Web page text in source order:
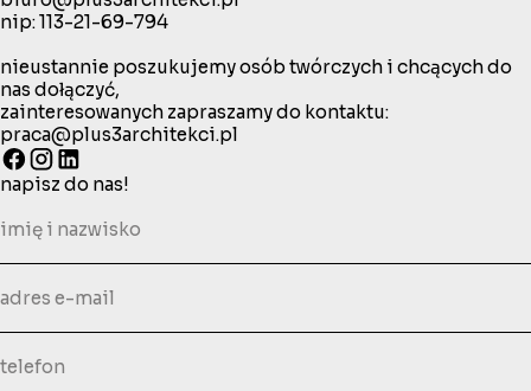
nip: 113-21-69-794
nieustannie poszukujemy osób twórczych i chcących do
nas dołączyć,
zainteresowanych zapraszamy do kontaktu:
praca@plus3architekci.pl
napisz do nas!